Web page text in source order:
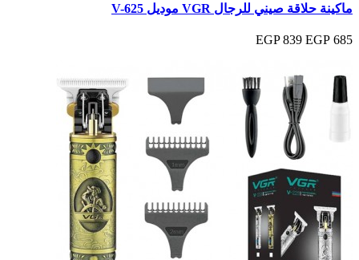
ماكينة حلاقة صيني للرجال VGR موديل V-625
685 EGP
839 EGP